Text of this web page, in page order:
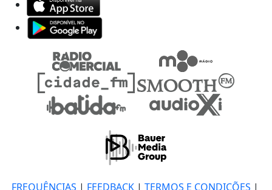
FREQUÊNCIAS | FEEDBACK| TERMOS E CONDIÇÕES |